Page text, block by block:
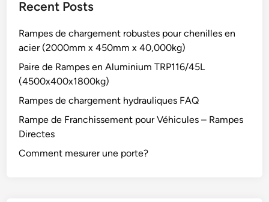
Recent Posts
Rampes de chargement robustes pour chenilles en
acier (2000mm x 450mm x 40,000kg)
Paire de Rampes en Aluminium TRP116/45L
(4500x400x1800kg)
Rampes de chargement hydrauliques FAQ
Rampe de Franchissement pour Véhicules – Rampes
Directes
Comment mesurer une porte?